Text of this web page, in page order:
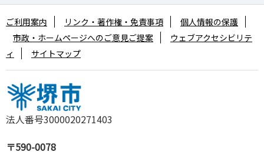
法人番号3000020271403
〒590-0078
ご利用案内 リンク・著作権・免責事項
個人情報の保護
市政・ホームページへのご意見ご提案
ウェブアクセシビリテ
ィ
サイトマップ